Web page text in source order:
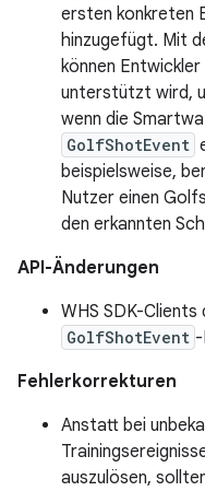
ersten konkreten
hinzugefügt. Mit
können
unterstützt wird,
wenn die
GolfShotEvent
beispielsweise,
Nutzer einen
den erkannten
API-Änderungen
WHS SDK-Clients
GolfShotEvent
Fehlerkorrekturen
Anstatt bei
auszulösen,